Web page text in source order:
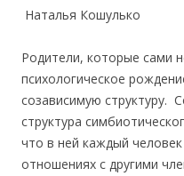
Наталья Кошулько
Родители, которые сами
психологическое
созависимую структуру.
структура
что в ней каждый
отношениях с другими